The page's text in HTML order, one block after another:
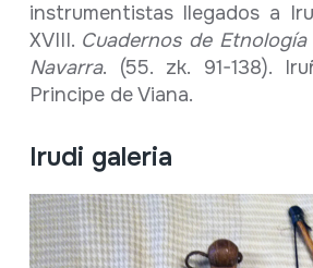
instrumentistas llegados a
XVIII. Cuadernos de
Navarra. (55. zk. 91-138).
Principe de Viana.
Irudi galeria